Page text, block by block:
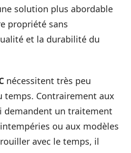
solution plus abordable
propriété sans
et la durabilité du
nécessitent très peu
temps. Contrairement aux
demandent un traitement
ou aux modèles
avec le temps, il